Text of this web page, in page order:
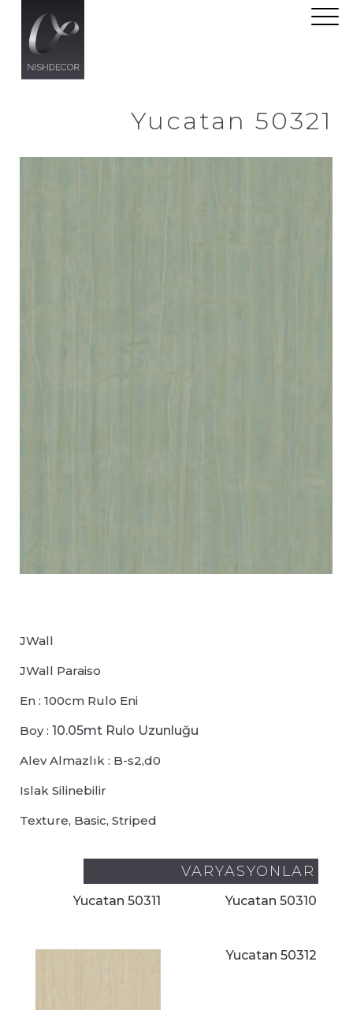
Yucatan 50321
JWall
JWall Paraiso
En :100cm Rulo Eni
Boy:10.05mt Rulo Uzunluğu
Alev Almazlık : B-s2,d0
Islak Silinebilir
Texture, Basic, Striped
VARYASYONLAR
Yucatan 50310
Yucatan 50311
Yucatan 50312